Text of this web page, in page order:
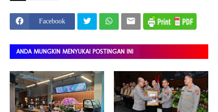
Facebook
ANDA MUNGKIN MENYUKAI POSTINGAN INI